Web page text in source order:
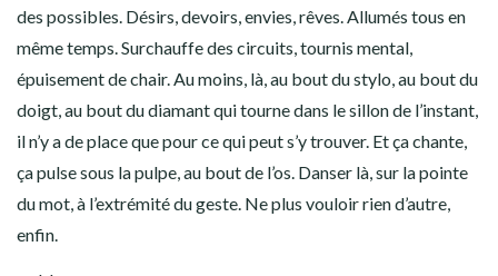
des possibles. Désirs, devoirs, envies, rêves. Allumés tous en
même temps. Surchauffe des circuits, tournis mental,
épuisement de chair. Au moins, là, au bout du stylo, au bout du
doigt, au bout du diamant qui tourne dans le sillon de l’instant,
il n’y a de place que pour ce qui peut s’y trouver. Et ça chante,
ça pulse sous la pulpe, au bout de l’os. Danser là, sur la pointe
du mot, à l’extrémité du geste. Ne plus vouloir rien d’autre,
enfin.